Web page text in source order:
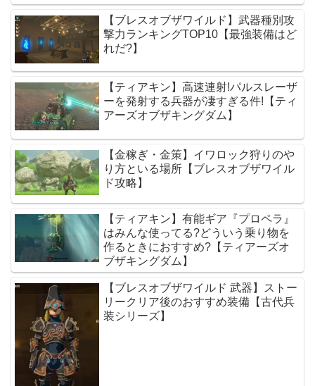
【ブレスオブザワイルド】武器種別攻
撃力ランキングTOP10【最強装備はど
れだ?】
【ティアキン】高速連射!パルスレーザ
ーを発射する兵器が凄すぎる件!【ティ
アーズオブザキングダム】
【金稼ぎ・金策】イワロック狩りのや
り方といる場所【ブレスオブザワイル
ド攻略】
【ティアキン】有能ギア『プロペラ』
はみんな使ってる?どういう乗り物を
作るときにおすすめ?【ティアーズオ
ブザキングダム】
【ブレスオブザワイルド 武器】ストー
リークリア後のおすすめ装備【古代兵
装シリーズ】